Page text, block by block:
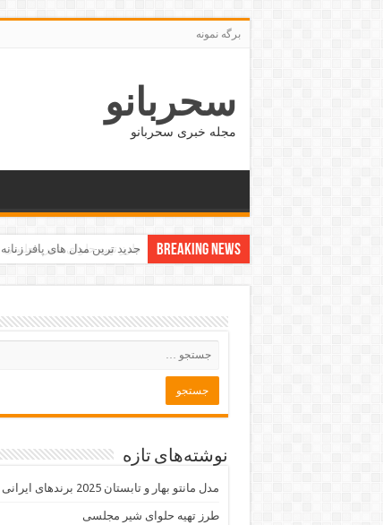
برگه نمونه
سحربانو
مجله خبری سحربانو
Breaking News جدید ترین مدل های پافر زنانه
نوشته‌های تازه
مدل مانتو بهار و تابستان 2025 برندهای ایرانی
طرز تهیه حلوای شیر مجلسی